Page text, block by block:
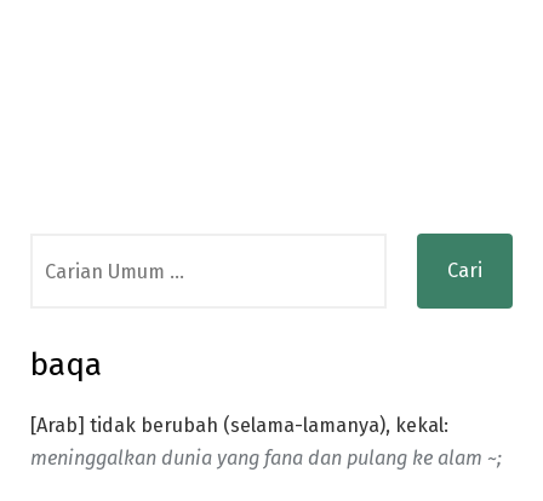
for:
baqa
[Arab] tidak berubah (selama-lamanya), kekal:
meninggalkan dunia yang fana dan pulang ke alam ~;